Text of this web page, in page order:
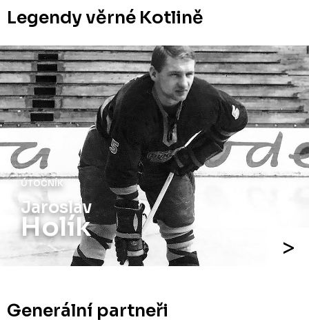
Legendy věrné Kotlině
ÚTOČNÍK
Jaroslav
Holík
Generální partneři